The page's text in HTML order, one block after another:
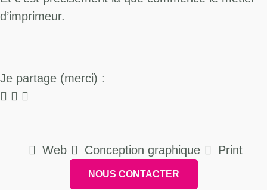
d’imprimeur.
Je partage (merci) :
Web Conception graphique Print
NOUS CONTACTER